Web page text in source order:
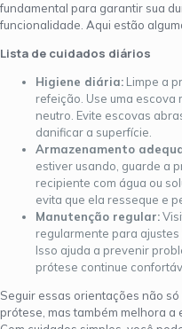
fundamental para garantir sua
funcionalidade. Aqui estão
Lista de cuidados diários
Higiene diária: Limpe a
refeição. Use uma escova
neutro. Evite escovas
danificar a superfície.
Armazenamento
estiver usando, guarde a
recipiente com água ou
evita que ela resseque e
Manutenção regular:
regularmente para
Isso ajuda a prevenir
prótese continue
Seguir essas orientações não
prótese, mas também melhora a